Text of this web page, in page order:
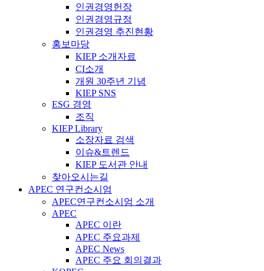
인권경영헌장
인권경영규정
인권경영 추진현황
홍보마당
KIEP 소개자료
CI소개
개원 30주년 기념
KIEP SNS
ESG 경영
조직
KIEP Library
소장자료 검색
이슈&트렌드
KIEP 도서관 안내
찾아오시는길
APEC 연구컨소시엄
APEC연구컨소시엄 소개
APEC
APEC 이란
APEC 주요과제
APEC News
APEC 주요 회의결과